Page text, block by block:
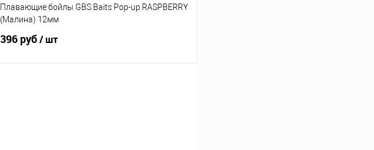
Плавающие бойлы GBS Baits Pop-up RASPBERRY
(Малина) 12мм
396 руб/ шт